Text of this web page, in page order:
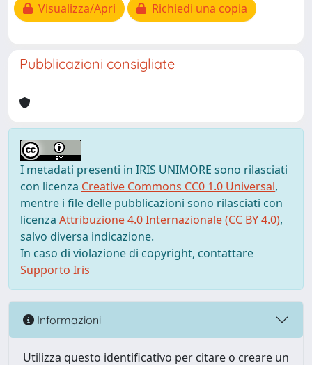
Visualizza/Apri
Richiedi una copia
Pubblicazioni consigliate
I metadati presenti in IRIS UNIMORE sono rilasciati
con licenza Creative Commons CC0 1.0 Universal,
mentre i file delle pubblicazioni sono rilasciati con
licenza Attribuzione 4.0 Internazionale (CC BY 4.0),
salvo diversa indicazione.
In caso di violazione di copyright, contattare
Supporto Iris
Informazioni
Utilizza questo identificativo per citare o creare un